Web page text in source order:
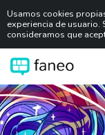
Usamos cookies
experiencia de usuario.
consideramos que